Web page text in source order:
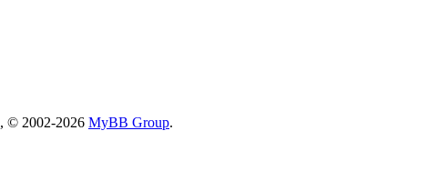
, © 2002-2026 MyBB Group.